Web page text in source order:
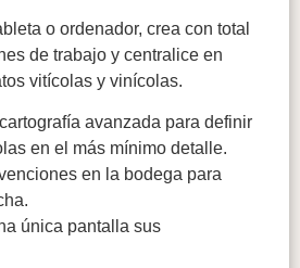
o ordenador, crea con total
de trabajo y centralice en
vitícolas y vinícolas.
avanzada para definir
en el más mínimo detalle.
en la bodega para
única pantalla sus